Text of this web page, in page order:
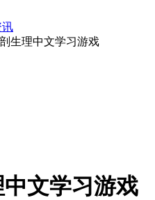
讯
生理中文学习游戏
文学习游戏